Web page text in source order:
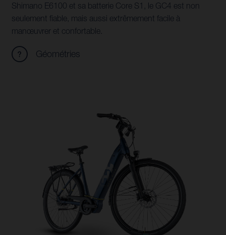
Shimano E6100 et sa batterie Core S1, le GC4 est non
seulement fiable, mais aussi extrêmement facile à
manœuvrer et confortable.
Géométries